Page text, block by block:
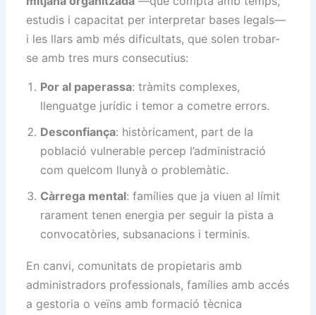
estudis i capacitat per interpretar bases legals—
i les llars amb més dificultats, que solen trobar-
se amb tres murs consecutius:
Por al paperassa: tràmits complexes,
llenguatge jurídic i temor a cometre errors.
Desconfiança: històricament, part de la
població vulnerable percep l’administració
com quelcom llunyà o problemàtic.
Càrrega mental: famílies que ja viuen al límit
rarament tenen energia per seguir la pista a
convocatòries, subsanacions i terminis.
En canvi, comunitats de propietaris amb
administradors professionals, famílies amb accés
a gestoria o veïns amb formació tècnica